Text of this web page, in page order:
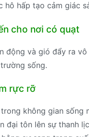
hô hấp tạo cảm giác
cho nơi có quạt
động và gió đẩy ra
sống.
rực rỡ
không gian sống
đại tôn lên sự thanh